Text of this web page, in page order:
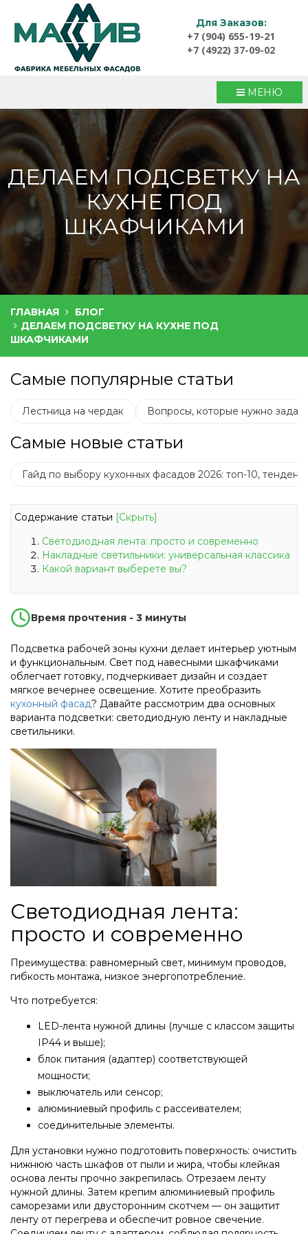
Для Заказов:
+7 (904) 655-19-21
+7 (4922) 37-09-02
МЕНЮ
ДЕЛАЕМ ПОДСВЕТКУ НА
КУХНЕ ПОД
ШКАФЧИКАМИ
ГЛАВНАЯ
БЛОГ
ДЕЛАЕМ ПОДСВЕТКУ НА КУХНЕ ПОД
ШКАФЧИКАМИ
Самые популярные статьи
Лестница на чердак Вопросы, которые нужно
Самые новые статьи
Гайд по выбору кухонных фасадов 2026: топ-10,
Содержание статьи [Скрыть]
Светодиодная лента: просто и современно
Накладные светильники: универсальная классика
Какой вариант выберете вы?
Время прочтения - 3 минуты
Подсветка рабочей зоны кухни делает интерьер уютным
и функциональным. Свет под навесными шкафчиками
облегчает готовку, подчеркивает дизайн и создает
мягкое вечернее освещение. Хотите преобразить
кухонный фасад? Давайте рассмотрим два основных
варианта подсветки: светодиодную ленту и накладные
светильники.
Светодиодная лента:
просто и современно
Преимущества: равномерный свет, минимум проводов,
гибкость монтажа, низкое энергопотребление.
Что потребуется:
LED-лента нужной длины (лучше с классом защиты
IP44 и выше);
блок питания (адаптер) соответствующей
мощности;
выключатель или сенсор;
алюминиевый профиль с рассеивателем;
соединительные элементы.
Для установки нужно подготовить поверхность: очистить
нижнюю часть шкафов от пыли и жира, чтобы клейкая
основа ленты прочно закрепилась. Отрезаем ленту
нужной длины. Затем крепим алюминиевый профиль
саморезами или двусторонним скотчем — он защитит
ленту от перегрева и обеспечит ровное свечение.